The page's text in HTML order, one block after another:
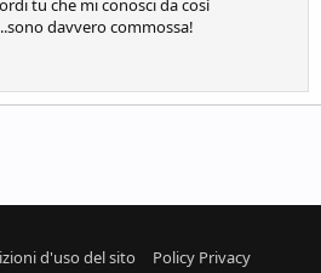
tu che mi conosci da così
davvero commossa!
d'uso del sito
Policy Privacy